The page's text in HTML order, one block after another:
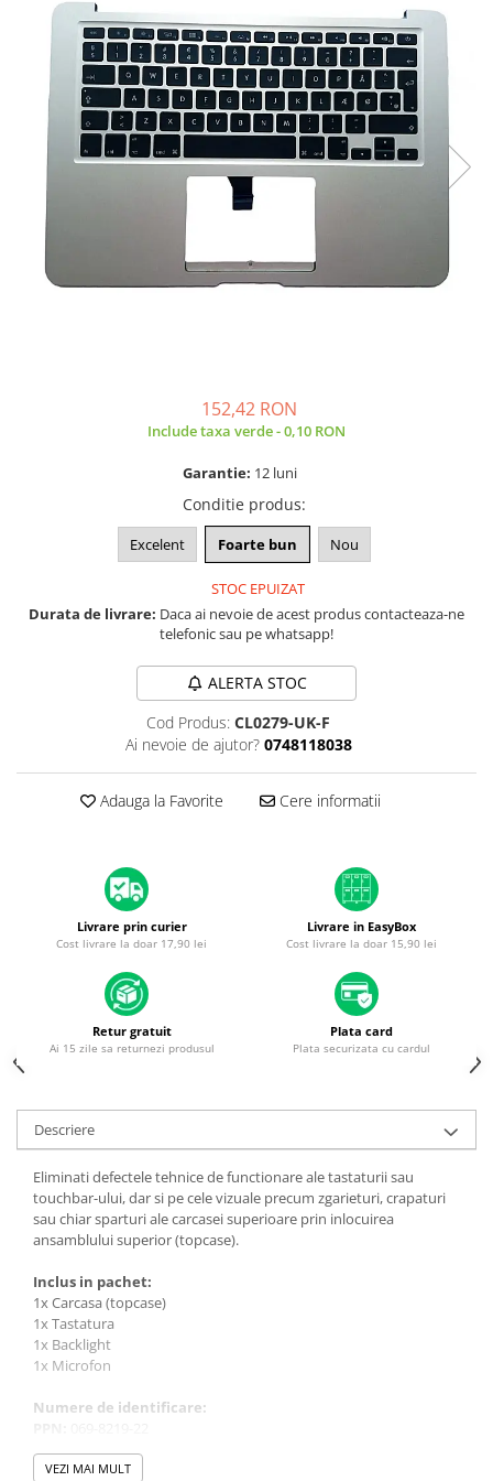
A2251 (Retina 13” 2020)
A2289 (Retina 13” 2020)
A2338 (M1/M2 13” 2020-2022)
A2442 (M1 14” 2021)
A2485 (M1 16” 2021)
A2918 (M3 14” 2023)
A2992 (M3 14” 2023)
Baterii MacBook
A1465 (11” 2012-2015)
A1466 (13” 2012-2017)
A2179 (13” 2020)
A2337 (M1 13” 2020)
A2681 (M2 13” 2022)
A2941 (M2 15” 2023)
A3113 (M3 13” 2024)
A1297 (Unibody 17” 2009-2011)
A1342 (Unibody 13” 2009-2010)
A1534 (Retina 12” 2015-2017)
Piese & Accesorii iPhone
iPhone 16 Pro Max
iPhone 16 Pro
iPhone 15 Pro Max
iPhone 17
iPhone 15 Pro
iPhone 15 Plus
iPhone 15
iPhone 14 Pro Max
iPhone 14 Pro
iPhone 14
152,42 RON
Include taxa verde - 0,10 RON
Garantie: 12 luni
Conditie produs:
Excelent Foarte bun Nou
STOC EPUIZAT
Durata de livrare: Daca ai nevoie de acest produs contacteaza-ne
telefonic sau pe whatsapp!
ALERTA STOC
Cod Produs: CL0279-UK-F
Ai nevoie de ajutor? 0748118038
Adauga la Favorite Cere informatii
Livrare prin curier
Cost livrare la doar 17,90 lei
Livrare in EasyBox
Cost livrare la doar 15,90 lei
Retur gratuit
Ai 15 zile sa returnezi produsul
Plata card
Plata securizata cu cardul
Descriere
Eliminati defectele tehnice de functionare ale tastaturii sau
touchbar-ului, dar si pe cele vizuale precum zgarieturi, crapaturi
sau chiar sparturi ale carcasei superioare prin inlocuirea
ansamblului superior (topcase).
Inclus in pachet:
1x Carcasa (topcase)
1x Tastatura
1x Backlight
1x Microfon
Numere de identificare:
Compatibilitate:
VEZI MAI MULT